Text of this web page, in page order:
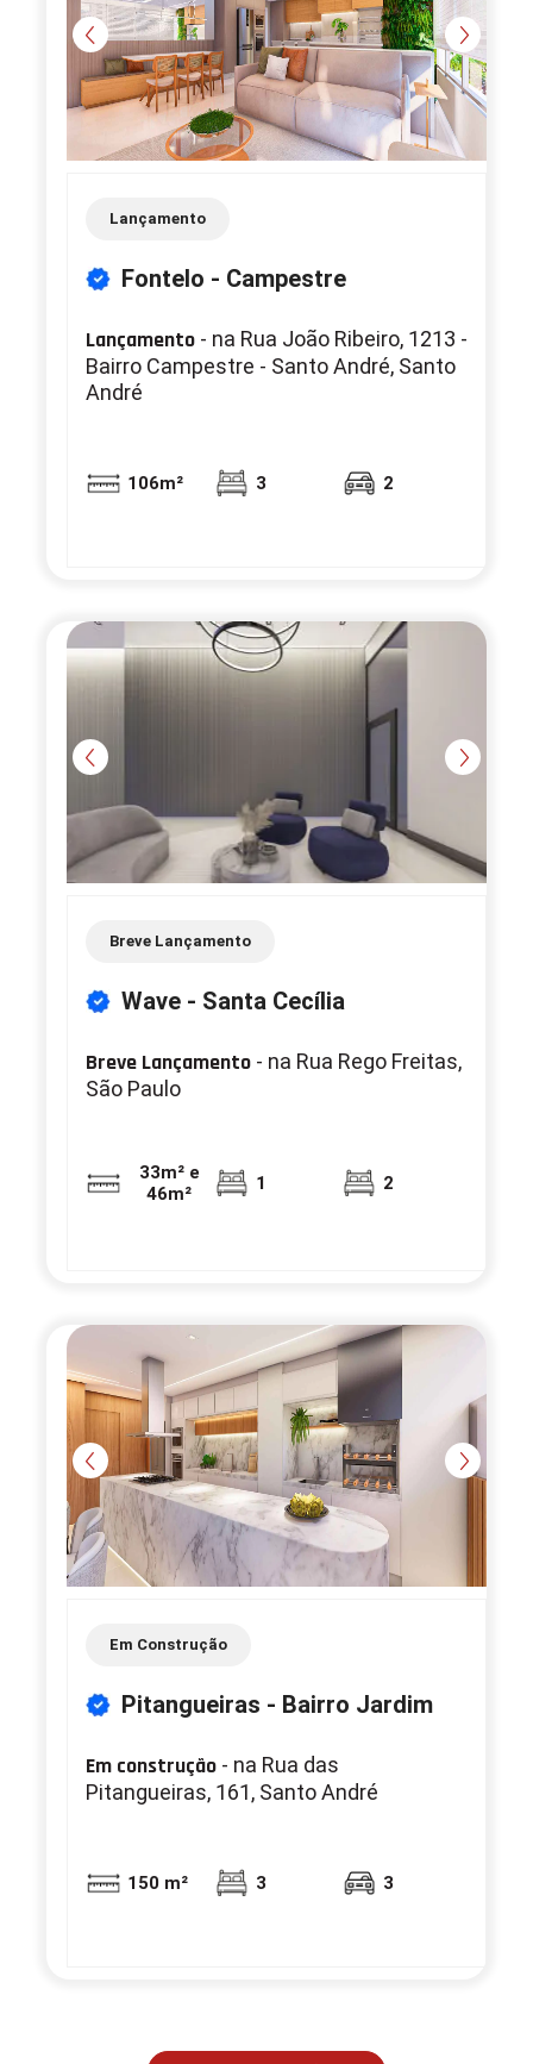
Lançamento
Fontelo - Campestre
Lançamento - na Rua João Ribeiro, 1213 -
Bairro Campestre - Santo André, Santo
André
106m² 3 2
Breve Lançamento
Wave - Santa Cecília
Breve Lançamento - na Rua Rego Freitas,
São Paulo
33m² e
46m²
1 2
Em Construção
Pitangueiras - Bairro Jardim
Em construção - na Rua das
Pitangueiras, 161, Santo André
150 m² 3 3